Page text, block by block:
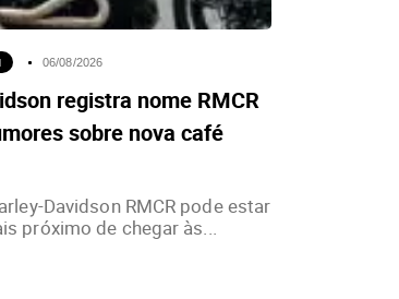
06/08/2026
registra nome RMCR
sobre nova café
Davidson RMCR pode estar
próximo de chegar às...